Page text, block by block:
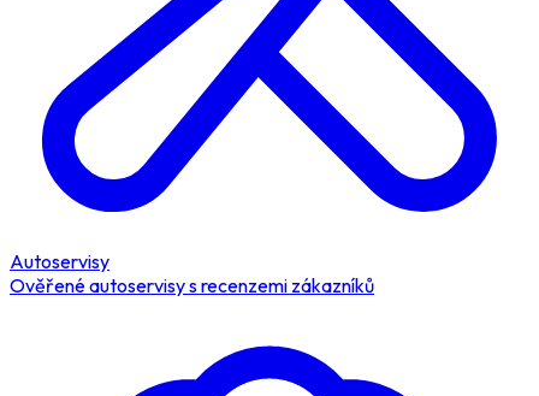
Autoservisy
Ověřené autoservisy s recenzemi zákazníků